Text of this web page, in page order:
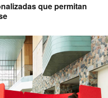
que permitan